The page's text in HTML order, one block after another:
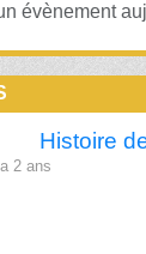
évènement
Histoire
2 ans